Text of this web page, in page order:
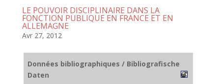
LE POUVOIR DISCIPLINAIRE DANS LA
FONCTION PUBLIQUE EN FRANCE ET EN
ALLEMAGNE
Avr 27, 2012
Données bibliographiques / Bibliografische
Daten